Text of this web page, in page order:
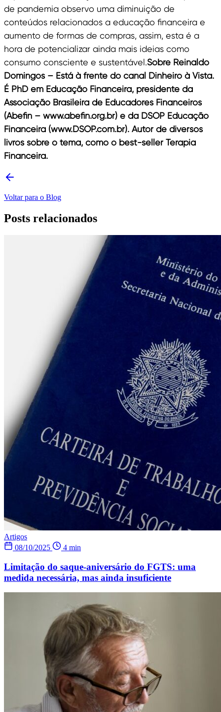
de pandemia observo uma diminuição de
conteúdos relacionados a educação financeira e
aumento de formas de compras, assim, esta é a
hora de potencializar ainda mais ideias como
consumo consciente e sustentável.Sobre Reinaldo
Domingos – Está à frente do canal Dinheiro à Vista.
É PhD em Educação Financeira, presidente da
Associação Brasileira de Educadores Financeiros
(Abefin – www.abefin.org.br) e da DSOP Educação
Financeira (www.DSOP.com.br). Autor de diversos
livros sobre o tema, como o best-seller Terapia
Financeira.
Voltar para o Blog
Posts relacionados
Artigos
08/10/2025
4 min
Limitação do saque-aniversário do FGTS: uma
medida necessária, mas ainda insuficiente